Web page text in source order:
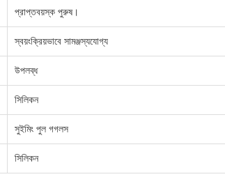
প্রাপ্তবয়স্ক পুরুষ।
স্বয়ংক্রিয়ভাবে সামঞ্জস্যযোগ্য
উপলব্ধ
সিলিকন
সুইমিং পুল গগলস
সিলিকন